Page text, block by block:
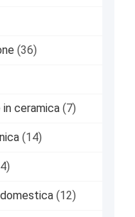
(36)
ceramica (7)
(14)
(12)